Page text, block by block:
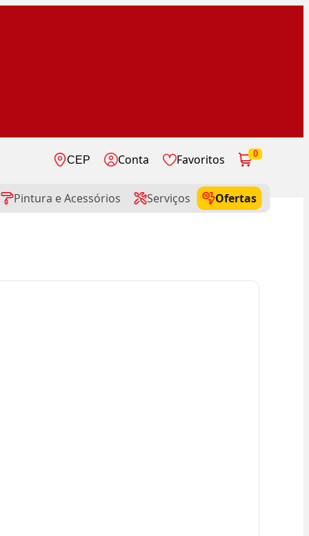
CEP Conta Favoritos 0
Pintura e Acessórios Serviços
Ofertas